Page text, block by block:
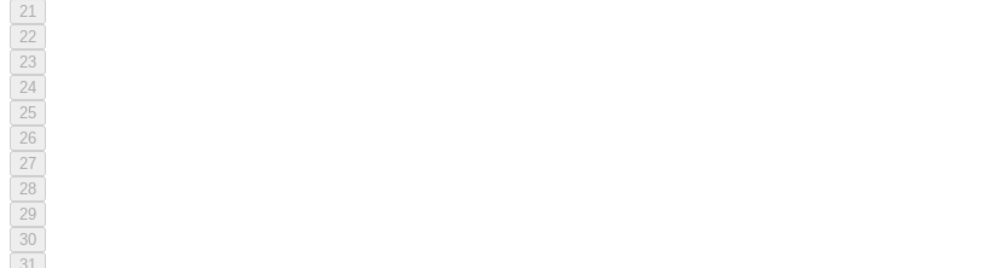
21
22
23
24
25
26
27
28
29
30